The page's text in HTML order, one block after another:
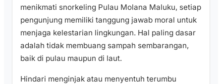
menikmati snorkeling Pulau Molana Maluku, setiap
pengunjung memiliki tanggung jawab moral untuk
menjaga kelestarian lingkungan. Hal paling dasar
adalah tidak membuang sampah sembarangan,
baik di pulau maupun di laut.
Hindari menginjak atau menyentuh terumbu